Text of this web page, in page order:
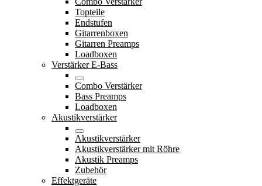
Topteile
Endstufen
Gitarrenboxen
Gitarren Preamps
Loadboxen
Verstärker E-Bass
Combo Verstärker
Bass Preamps
Loadboxen
Akustikverstärker
Akustikverstärker
Akustikverstärker mit Röhre
Akustik Preamps
Zubehör
Effektgeräte